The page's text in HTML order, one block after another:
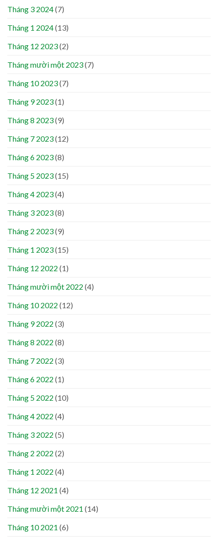
Tháng 3 2024(7)
Tháng 1 2024(13)
Tháng 12 2023(2)
Tháng mười một 2023(7)
Tháng 10 2023(7)
Tháng 9 2023(1)
Tháng 8 2023(9)
Tháng 7 2023(12)
Tháng 6 2023(8)
Tháng 5 2023(15)
Tháng 4 2023(4)
Tháng 3 2023(8)
Tháng 2 2023(9)
Tháng 1 2023(15)
Tháng 12 2022 (1)
Tháng mười một 2022 (4)
Tháng 10 2022 (12)
Tháng 9 2022 (3)
Tháng 8 2022 (8)
Tháng 7 2022 (3)
Tháng 6 2022 (1)
Tháng 5 2022 (10)
Tháng 4 2022 (4)
Tháng 3 2022 (5)
Tháng 2 2022 (2)
Tháng 1 2022 (4)
Tháng 12 2021 (4)
Tháng mười một 2021 (14)
Tháng 10 2021 (6)